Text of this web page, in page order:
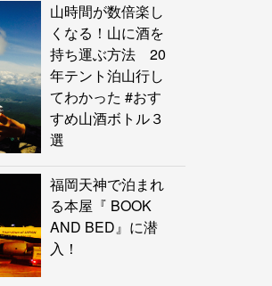
山時間が数倍楽し
くなる！山に酒を
持ち運ぶ方法 20
年テント泊山行し
てわかった #おす
すめ山酒ボトル３
選
福岡天神で泊まれ
る本屋『 BOOK
AND BED』に潜
入！